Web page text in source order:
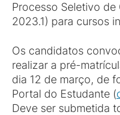
Processo Seletivo de
2023.1) para cursos
Os candidatos
realizar a pré-
dia 12 de março, de
Portal do Estudante (
Deve ser submetida